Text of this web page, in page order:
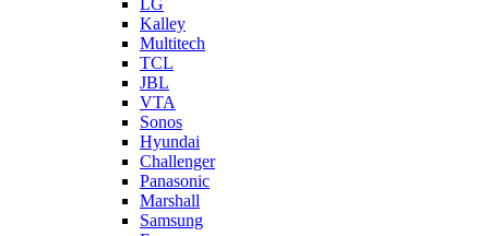
Kalley
Multitech
TCL
JBL
VTA
Sonos
Hyundai
Challenger
Panasonic
Marshall
Samsung